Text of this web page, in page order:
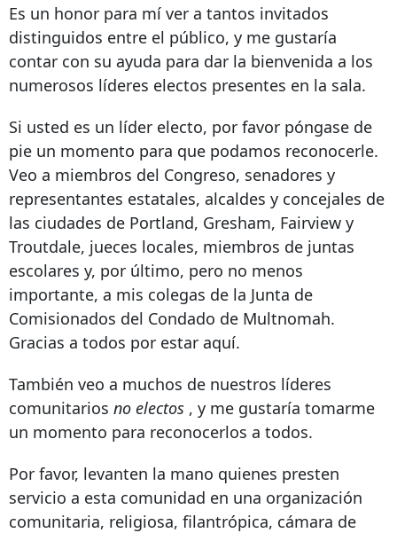
Es un honor para mí ver a tantos invitados
distinguidos entre el público, y me gustaría
contar con su ayuda para dar la bienvenida a los
numerosos líderes electos presentes en la sala.
Si usted es un líder electo, por favor póngase de
pie un momento para que podamos reconocerle.
Veo a miembros del Congreso, senadores y
representantes estatales, alcaldes y concejales de
las ciudades de Portland, Gresham, Fairview y
Troutdale, jueces locales, miembros de juntas
escolares y, por último, pero no menos
importante, a mis colegas de la Junta de
Comisionados del Condado de Multnomah.
Gracias a todos por estar aquí.
También veo a muchos de nuestros líderes
comunitarios no electos , y me gustaría tomarme
un momento para reconocerlos a todos.
Por favor, levanten la mano quienes presten
servicio a esta comunidad en una organización
comunitaria, religiosa, filantrópica, cámara de